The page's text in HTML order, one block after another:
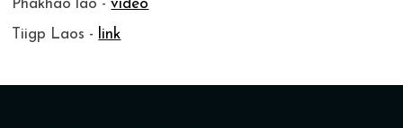
Phakhao lao -video
Tiigp Laos - link